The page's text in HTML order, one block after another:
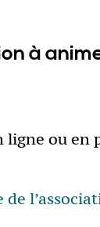
à
ligne ou en